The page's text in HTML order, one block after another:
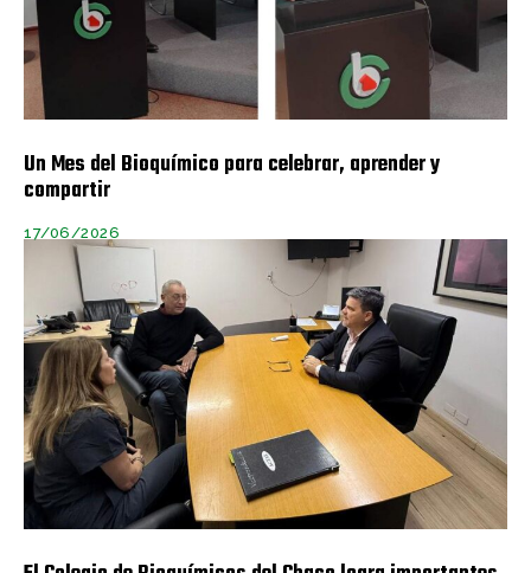
Un Mes del Bioquímico para celebrar, aprender y
compartir
17/06/2026